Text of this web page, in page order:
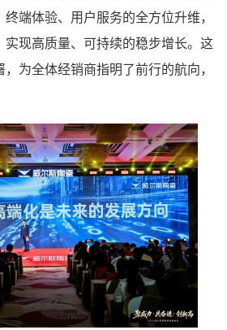
端体验、用户服务的全方位升维，
实现高质量、可持续的稳步增长。这
为全体经销商指明了前行的航向，